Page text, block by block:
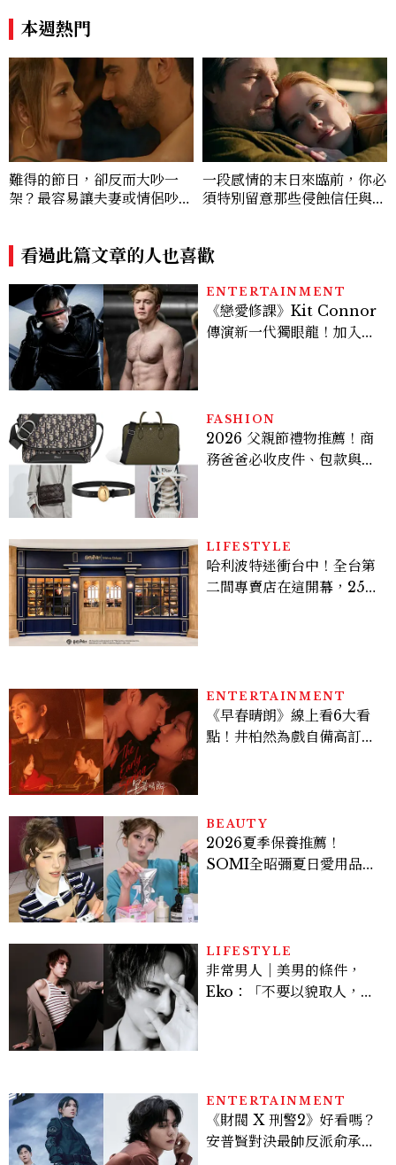
180元起輕鬆微醺
本週熱門
難得的節日，卻反而大吵一
架？最容易讓夫妻或情侶吵架
一段感情的末日來臨前，你必
須特別留意那些侵蝕信任與親
看過此篇文章的人也喜歡
ENTERTAINMENT
《戀愛修課》Kit Connor
傳演新一代獨眼龍！加入新
FASHION
2026 父親節禮物推薦！商
務爸爸必收皮件、包款與鞋
LIFESTYLE
哈利波特迷衝台中！全台第
二間專賣店在這開幕，25週
ENTERTAINMENT
《早春晴朗》線上看6大看
點！井柏然為戲自備高訂，
BEAUTY
2026夏季保養推薦！
SOMI全昭彌夏日愛用品公
LIFESTYLE
非常男人｜美男的條件，
Eko：「不要以貌取人，內
ENTERTAINMENT
《財閥 X 刑警2》好看嗎？
安普賢對決最帥反派俞承